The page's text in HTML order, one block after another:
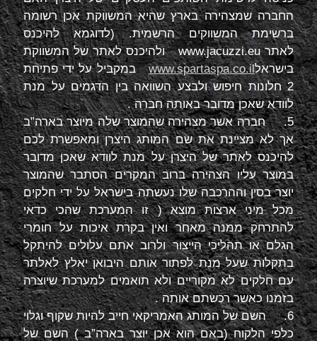
החברה שמצהירה בארץ שהיא המשווקת אכן רשומה
ברשימת המשווקים הרשמית. (לדוגמא להיכנס
לאתרwww.jacuzzi.euולהיכנס לאתר של המשווקת
בישראלwww.spartaspa.co.ilבמקביל על ידי פתיחת
2 חלונות חיפוש ולבצע השוואה בין הדגמים על מנת
לוודא שאכן מדובר באותה חברה .
5. חברה אשר מצהירה שהמוצר שלה מיוצר בארה”ב
אך לא מציינת את שם המותג היצרן ומאפשרת לכם
להיכנס לאתר של היצרן על מנת לוודא שאכן מדובר
במוצר עליו הצהירה ברוב המקרים הסתבר שהמוצר
יוצר בסין וההרכבה שלו נעשתה בישראל על ידי חלקים
מכל מיני ארצות מוצא ( זו המערכת שהכי כדאי
להתרחק ממנה מאחר ואין בקרת איכות על חומרי
הגלם או תהליכי הייצור ולרוב אתם עלולים להיתקל
בתקלות שעל מנת לפתור אותם היבואן יאלץ לאלתר
עם חלקים לא מקוריים ולא תואמים למערכת שיוצרה
בזמנו כאשר רכשתם אותה .
6. השם של המותג האמריקאי חייב להיות שקוף וגלוי
כלפי הלקוח (באם הוא אכן יוצר בארה”ב ) השם של